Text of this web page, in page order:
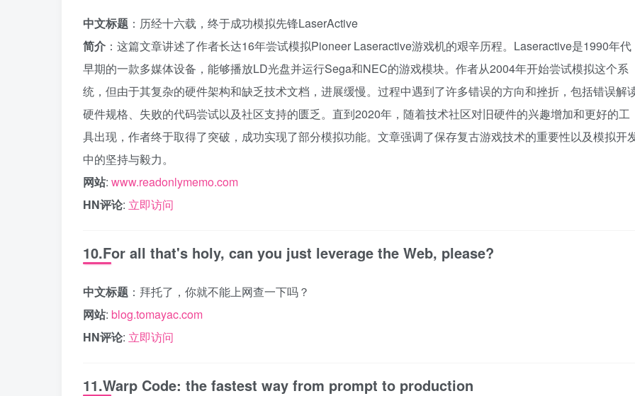
中文标题 ：历经十六载，终于成功模拟先锋LaserActive
简介 ：这篇文章讲述了作者长达16年尝试模拟Pioneer Laseractive游戏机的艰辛历程。Laseractive是1990年代
早期的一款多媒体设备，能够播放LD光盘并运行Sega和NEC的游戏模块。作者从2004年开始尝试模拟这个系
统，但由于其复杂的硬件架构和缺乏技术文档，进展缓慢。过程中遇到了许多错误的方向和挫折，包括错误解
硬件规格、失败的代码尝试以及社区支持的匮乏。直到2020年，随着技术社区对旧硬件的兴趣增加和更好的工
具出现，作者终于取得了突破，成功实现了部分模拟功能。文章强调了保存复古游戏技术的重要性以及模拟开
中的坚持与毅力。
网站: www.readonlymemo.com
HN评论: 立即访问
10.For all that's holy, can you just leverage the Web, please?
中文标题 ：拜托了，你就不能上网查一下吗？
网站: blog.tomayac.com
HN评论: 立即访问
11.Warp Code: the fastest way from prompt to production